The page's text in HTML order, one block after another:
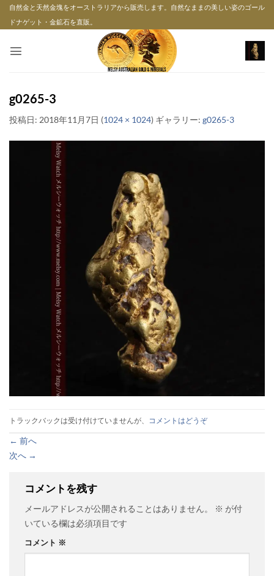
Skip自然金と天然金塊をオーストラリアから販売します。自然なままの美しい姿のゴール
ドナゲット・金鉱石を直販。
g0265-3
投稿日: 2018年11月7日 (1024 × 1024) ギャラリー: g0265-3
トラックバックは受け付けていませんが、 コメントはどうぞ
← 前へ
次へ →
コメントを残す
メールアドレスが公開されることはありません。 ※ が付
いている欄は必須項目です
コメント ※